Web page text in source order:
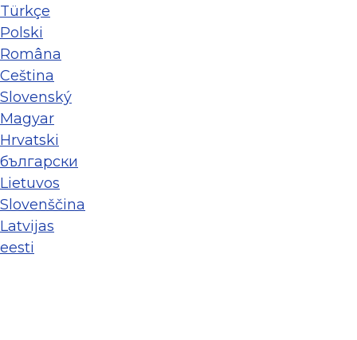
Türkçe
Polski
Româna
Ceština
Slovenský
Magyar
Hrvatski
български
Lietuvos
Slovenščina
Latvijas
eesti